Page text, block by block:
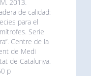
2013.
de calidad:
para el
Serie
Centre de la
de Medi
de Catalunya.
p